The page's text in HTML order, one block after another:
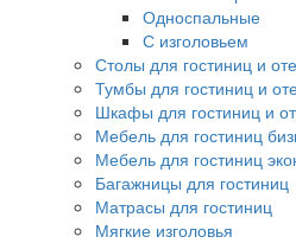
Односпальные
С изголовьем
Столы для гостиниц и
Тумбы для гостиниц и
Шкафы для гостиниц и
Мебель для гостиниц
Мебель для гостиниц
Багажницы для гостиниц
Матрасы для гостиниц
Мягкие изголовья